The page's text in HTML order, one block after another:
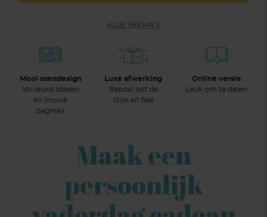
ALLE THEMA'S
Mooi startdesign
Vol leuke ideeën
en mooie
pagina's
Luxe afwerking
Bepaal zelf de
look en feel
Online versie
Leuk om te delen
Maak een
persoonlijk